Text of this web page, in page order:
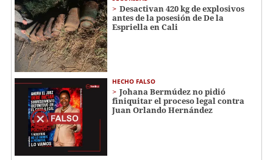
Desactivan 420 kg de explosivos
antes de la posesión de De la
Espriella en Cali
HECHO FALSO
Johana Bermúdez no pidió
finiquitar el proceso legal contra
Juan Orlando Hernández